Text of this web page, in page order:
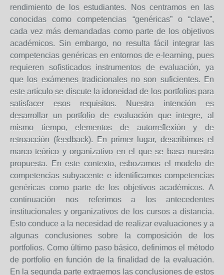
rendimiento de los estudiantes. Nos centramos en las
conocidas como competencias “genéricas” o “clave”,
cada vez más demandadas como parte de los objetivos
académicos. Sin embargo, no resulta fácil integrar las
competencias genéricas en entornos de e-learning, pues
requieren sofisticados instrumentos de evaluación, ya
que los exámenes tradicionales no son suficientes. En
este artículo se discute la idoneidad de los portfolios para
satisfacer esos requisitos. Nuestra intención es
desarrollar un portfolio de evaluación que integre, al
mismo tiempo, elementos de autorreflexión y de
retroacción (feedback). En primer lugar, describimos el
marco teórico y organizativo en el que se basa nuestra
propuesta. En este contexto, esbozamos el modelo de
competencias subyacente e identificamos competencias
genéricas como parte de los objetivos académicos. A
continuación nos referimos a los antecedentes
institucionales y organizativos de los cursos a distancia.
Esto conduce a la necesidad de realizar evaluaciones y a
algunas conclusiones sobre la composición de los
portfolios. Como último paso básico, definimos el método
de portfolio en función de la finalidad de la evaluación.
En la segunda parte extraemos las conclusiones de estos